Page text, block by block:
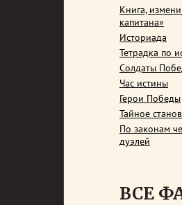
Книга,
капитана»
Историада
Тетрадка по
Солдаты
Час истины
Герои Победы
Тайное
По законам
дуэлей
ВСЕ